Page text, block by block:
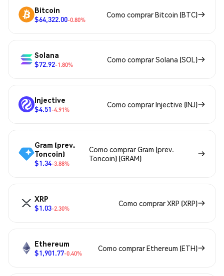
Bitcoin
$64,322.00-0.80%
Como comprar Bitcoin (BTC)
Solana
$72.92-1.80%
Como comprar Solana (SOL)
Injective
$4.51-4.91%
Como comprar Injective (INJ)
Gram (prev.
Toncoin)
$1.34-3.88%
Como comprar Gram (prev.
Toncoin) (GRAM)
XRP
$1.03-2.30%
Como comprar XRP (XRP)
Ethereum
$1,901.77-0.40%
Como comprar Ethereum (ETH)